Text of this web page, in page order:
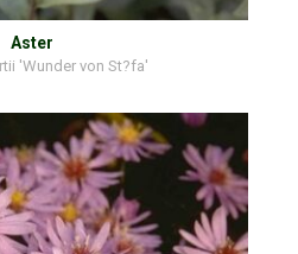
Aster
'Wunder von St?fa'